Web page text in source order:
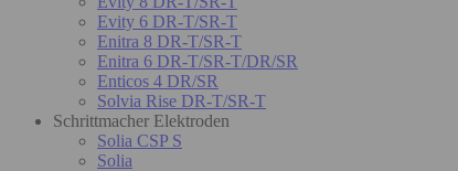
Evity 6 DR-T/SR-T
Enitra 8 DR-T/SR-T
Enitra 6 DR-T/SR-T/DR/SR
Enticos 4 DR/SR
Solvia Rise DR-T/SR-T
Schrittmacher Elektroden
Solia CSP S
Solia